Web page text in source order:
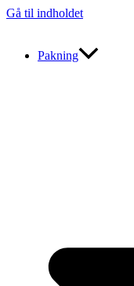
Gå til indholdet
Pakning